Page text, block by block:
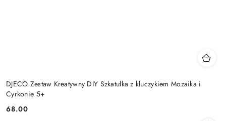
DJECO Zestaw Kreatywny DIY Szkatułka z kluczykiem Mozaika i
Cyrkonie 5+
Cena:
68.00